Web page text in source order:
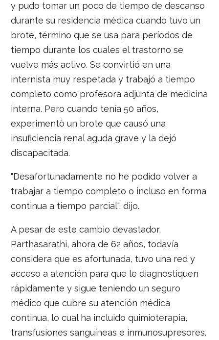
y pudo tomar un poco de tiempo de descanso
durante su residencia médica cuando tuvo un
brote, término que se usa para períodos de
tiempo durante los cuales el trastorno se
vuelve más activo. Se convirtió en una
internista muy respetada y trabajó a tiempo
completo como profesora adjunta de medicina
interna. Pero cuando tenía 50 años,
experimentó un brote que causó una
insuficiencia renal aguda grave y la dejó
discapacitada.
"Desafortunadamente no he podido volver a
trabajar a tiempo completo o incluso en forma
continua a tiempo parcial", dijo.
A pesar de este cambio devastador,
Parthasarathi, ahora de 62 años, todavía
considera que es afortunada, tuvo una red y
acceso a atención para que le diagnostiquen
rápidamente y sigue teniendo un seguro
médico que cubre su atención médica
continua, lo cual ha incluido quimioterapia,
transfusiones sanguíneas e inmunosupresores.